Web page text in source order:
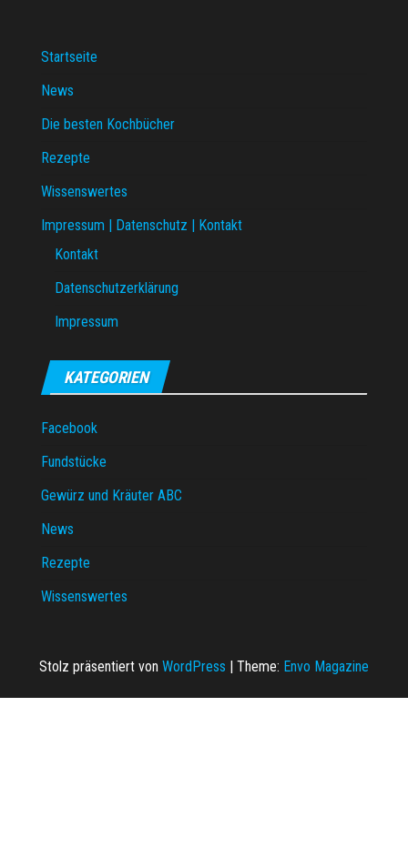
Startseite
News
Die besten Kochbücher
Rezepte
Wissenswertes
Impressum | Datenschutz | Kontakt
Kontakt
Datenschutzerklärung
Impressum
KATEGORIEN
Facebook
Fundstücke
Gewürz und Kräuter ABC
News
Rezepte
Wissenswertes
Stolz präsentiert von WordPress | Theme: Envo Magazine